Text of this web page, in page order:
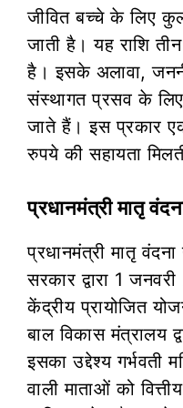
जीवित बच्चे के लिए
जाती है। यह राशि
है। इसके अलावा,
संस्थागत प्रसव के
जाते हैं। इस प्रकार
रुपये की सहायता
प्रधानमंत्री मातृ
प्रधानमंत्री मातृ
सरकार द्वारा 1
केंद्रीय प्रायोजित
बाल विकास मंत्रालय
इसका उद्देश्य
वाली माताओं को